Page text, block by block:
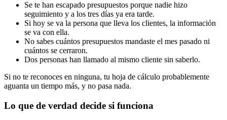
Se te han escapado presupuestos porque nadie hizo
seguimiento y a los tres días ya era tarde.
Si hoy se va la persona que lleva los clientes, la información
se va con ella.
No sabes cuántos presupuestos mandaste el mes pasado ni
cuántos se cerraron.
Dos personas han llamado al mismo cliente sin saberlo.
Si no te reconoces en ninguna, tu hoja de cálculo probablemente
aguanta un tiempo más, y no pasa nada.
Lo que de verdad decide si funciona